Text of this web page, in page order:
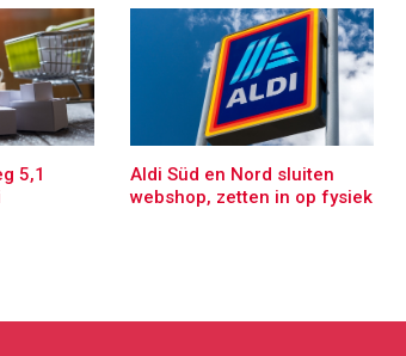
5,1
Aldi Süd en Nord sluiten
webshop, zetten in op fysiek